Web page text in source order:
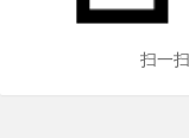
扫一